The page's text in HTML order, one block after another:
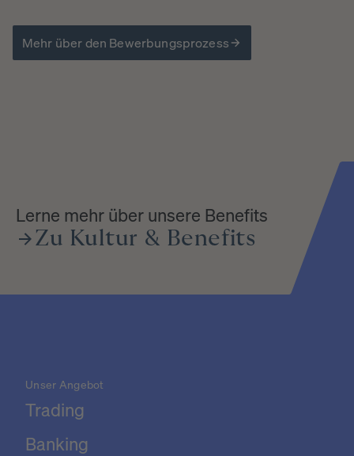
Mehr über den Bewerbungsprozess
Lerne mehr über unsere Benefits
Zu Kultur & Benefits
Unser Angebot
Trading
Banking